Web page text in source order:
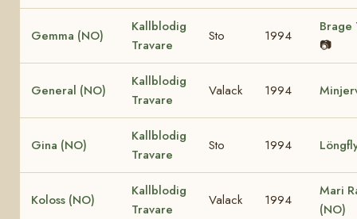
Gemma (NO)
Kallblodig
Travare
Sto 1994
Brage
📷
General (NO)
Kallblodig
Travare
Valack 1994
Gina (NO)
Kallblodig
Travare
Sto 1994
Koloss (NO)
Kallblodig
Travare
Valack 1994
Mari
(NO)